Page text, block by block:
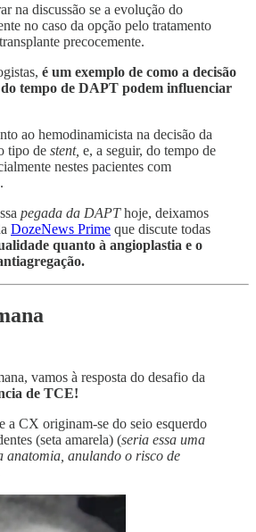
na discussão se a evolução do
no caso da opção pelo tratamento
precocemente.
é um exemplo de como a decisão
tempo de DAPT podem influenciar
ao hemodinamicista na decisão da
tipo de stent, e, a seguir, do tempo de
nestes pacientes com
pegada da DAPThoje, deixamos
DozeNews Prime que discute todas
quanto à angioplastia e o
vamos à resposta do desafio da
de TCE!
a CX originam-se do seio esquerdo
(seta amarela) (seria essa uma
anatomia, anulando o risco de